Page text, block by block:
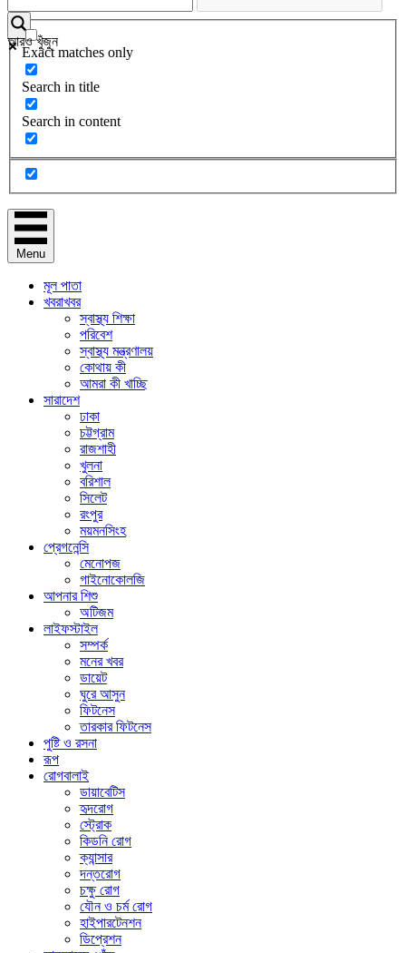
আরও খুঁজুন
Exact matches only
Search in title
Search in content
Menu
মূল পাতা
খবরাখবর
স্বাস্থ্য শিক্ষা
পরিবেশ
স্বাস্থ্য মন্ত্রণালয়
কোথায় কী
আমরা কী খাচ্ছি
সারাদেশ
ঢাকা
চট্টগ্রাম
রাজশাহী
খুলনা
বরিশাল
সিলেট
রংপুর
ময়মনসিংহ
প্রেগনেন্সি
মেনোপজ
গাইনোকোলজি
আপনার শিশু
অটিজম
লাইফস্টাইল
সম্পর্ক
মনের খবর
ডায়েট
ঘুরে আসুন
ফিটনেস
তারকার ফিটনেস
পুষ্টি ও রসনা
রূপ
রোগবালাই
ডায়াবেটিস
হৃদরোগ
স্ট্রোক
কিডনি রোগ
ক্যান্সার
দন্তরোগ
চক্ষু রোগ
যৌন ও চর্ম রোগ
হাইপারটেনশন
ডিপ্রেশন